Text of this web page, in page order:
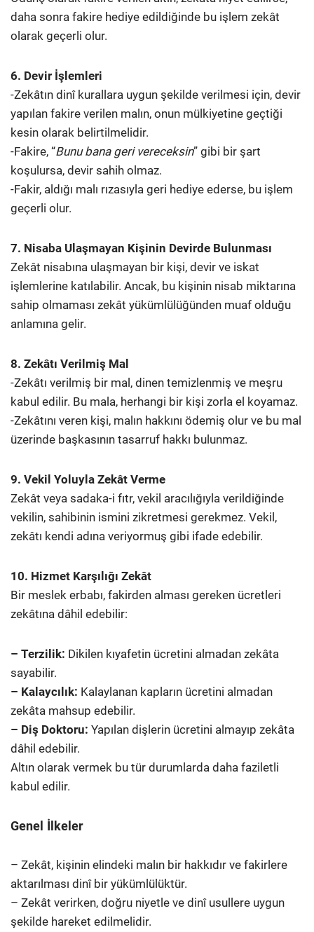
daha sonra fakire hediye edildiğinde bu işlem zekât
olarak geçerli olur.
6. Devir İşlemleri
-Zekâtın dinî kurallara uygun şekilde verilmesi için, devir
yapılan fakire verilen malın, onun mülkiyetine geçtiği
kesin olarak belirtilmelidir.
-Fakire, “Bunu bana geri vereceksin” gibi bir şart
koşulursa, devir sahih olmaz.
-Fakir, aldığı malı rızasıyla geri hediye ederse, bu işlem
geçerli olur.
7. Nisaba Ulaşmayan Kişinin Devirde Bulunması
Zekât nisabına ulaşmayan bir kişi, devir ve iskat
işlemlerine katılabilir. Ancak, bu kişinin nisab miktarına
sahip olmaması zekât yükümlülüğünden muaf olduğu
anlamına gelir.
8. Zekâtı Verilmiş Mal
-Zekâtı verilmiş bir mal, dinen temizlenmiş ve meşru
kabul edilir. Bu mala, herhangi bir kişi zorla el koyamaz.
-Zekâtını veren kişi, malın hakkını ödemiş olur ve bu mal
üzerinde başkasının tasarruf hakkı bulunmaz.
9. Vekil Yoluyla Zekât Verme
Zekât veya sadaka-i fıtr, vekil aracılığıyla verildiğinde
vekilin, sahibinin ismini zikretmesi gerekmez. Vekil,
zekâtı kendi adına veriyormuş gibi ifade edebilir.
10. Hizmet Karşılığı Zekât
Bir meslek erbabı, fakirden alması gereken ücretleri
zekâtına dâhil edebilir:
– Terzilik: Dikilen kıyafetin ücretini almadan zekâta
sayabilir.
– Kalaycılık: Kalaylanan kapların ücretini almadan
zekâta mahsup edebilir.
– Diş Doktoru: Yapılan dişlerin ücretini almayıp zekâta
dâhil edebilir.
Altın olarak vermek bu tür durumlarda daha faziletli
kabul edilir.
Genel İlkeler
– Zekât, kişinin elindeki malın bir hakkıdır ve fakirlere
aktarılması dinî bir yükümlülüktür.
– Zekât verirken, doğru niyetle ve dinî usullere uygun
şekilde hareket edilmelidir.